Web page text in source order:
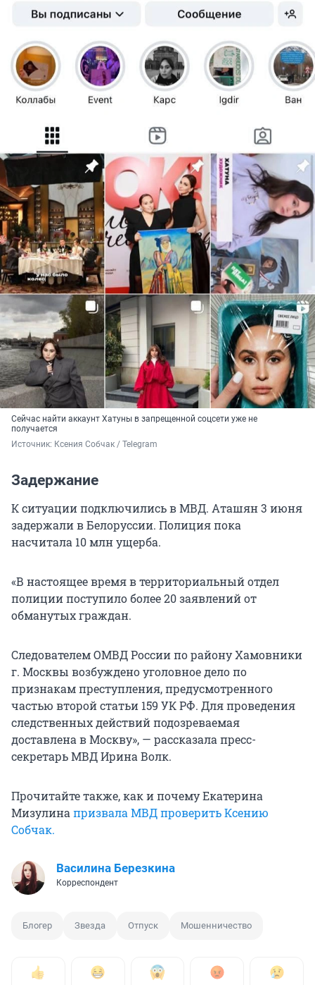
Сейчас найти аккаунт Хатуны в запрещенной соцсети уже не
получается
Источник: Ксения Собчак / Telegram
Задержание
К ситуации подключились в МВД. Аташян 3 июня
задержали в Белоруссии. Полиция пока
насчитала 10 млн ущерба.
«В настоящее время в территориальный отдел
полиции поступило более 20 заявлений от
обманутых граждан.
Следователем ОМВД России по району Хамовники
г. Москвы возбуждено уголовное дело по
признакам преступления, предусмотренного
частью второй статьи 159 УК РФ. Для проведения
следственных действий подозреваемая
доставлена в Москву», — рассказала пресс-
секретарь МВД Ирина Волк.
Прочитайте также, как и почему Екатерина
Мизулина призвала МВД проверить Ксению
Собчак.
Василина Березкина
Корреспондент
Блогер Звезда Отпуск Мошенничество